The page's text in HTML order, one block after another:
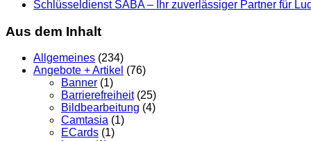
Schlüsseldienst SABA – Ihr zuverlässiger Partner für
Aus dem Inhalt
Allgemeines (234)
Angebote + Artikel (76)
Banner (1)
Barrierefreiheit(25)
Bildbearbeitung (4)
Camtasia (1)
ECards (1)